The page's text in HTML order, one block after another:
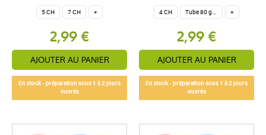
5 CH 7 CH +
2,99 €
AJOUTER AU PANIER
En stock - préparation sous 1 à 2 jours
ouvrés
4 CH Tube 80 granules homéopathiques 4 g. +
2,99 €
AJOUTER AU PANIER
En stock - préparation sous 1 à 2 jours
ouvrés